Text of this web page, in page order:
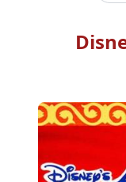
Bilder